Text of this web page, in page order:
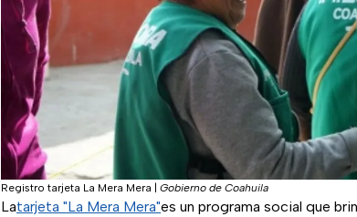
Registro tarjeta La Mera Mera Gobierno de Coahuila
Latarjeta "La Mera Mera"es un programa social que